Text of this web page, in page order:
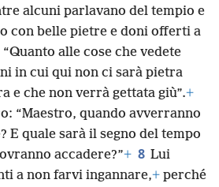
alcuni parlavano del tempio e
con belle pietre e doni offerti a
“Quanto alle cose che vedete
in cui qui non ci sarà pietra
e che non verrà gettata giù”.+
“Maestro, quando avverranno
E quale sarà il segno del tempo
accadere?”+ 8 Lui
a non farvi ingannare,+ perché